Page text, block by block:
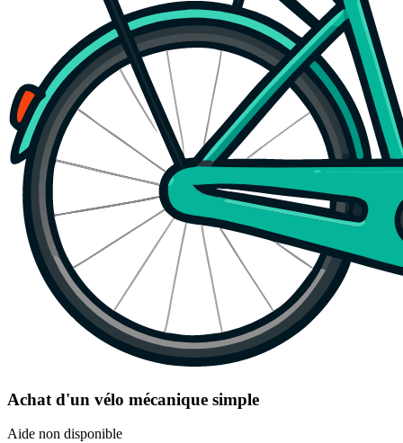
Achat d'un vélo mécanique simple
Aide non disponible